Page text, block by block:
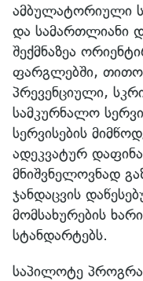
ამბულატორიული
და სამართლიანი
შექმნაზეა
ფარგლებში,
პრევენციული,
სამკურნალო
სერვისების
ადეკვატურ
მნიშვნელოვნად
ჯანდაცვის
მომსახურების
სტანდარტებს.
საპილოტე